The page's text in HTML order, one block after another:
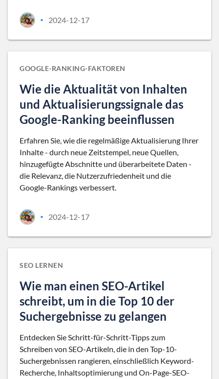
• 2024-12-17
GOOGLE-RANKING-FAKTOREN
Wie die Aktualität von Inhalten
und Aktualisierungssignale das
Google-Ranking beeinflussen
Erfahren Sie, wie die regelmäßige Aktualisierung Ihrer
Inhalte - durch neue Zeitstempel, neue Quellen,
hinzugefügte Abschnitte und überarbeitete Daten -
die Relevanz, die Nutzerzufriedenheit und die
Google-Rankings verbessert.
• 2024-12-17
SEO LERNEN
Wie man einen SEO-Artikel
schreibt, um in die Top 10 der
Suchergebnisse zu gelangen
Entdecken Sie Schritt-für-Schritt-Tipps zum
Schreiben von SEO-Artikeln, die in den Top-10-
Suchergebnissen rangieren, einschließlich Keyword-
Recherche, Inhaltsoptimierung und On-Page-SEO-